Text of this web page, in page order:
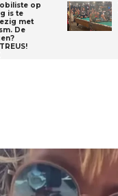
op
is te
met
De